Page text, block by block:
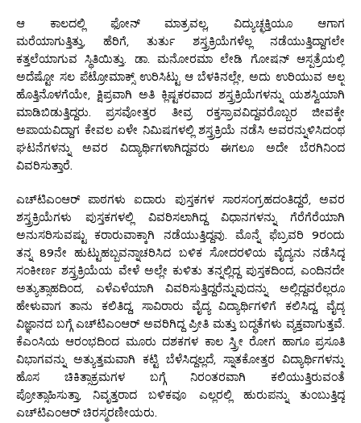
ಆ ಕಾಲದಲ್ಲಿ ಫೋನ್ ಮಾತ್ರವಲ್ಲ, ವಿದ್ಯುಚ್ಛಕ್ತಿಯೂ ಆಗಾಗ
ಮರೆಯಾಗುತ್ತಿತ್ತು, ಹೆರಿಗೆ, ತುರ್ತು ಶಸ್ತ್ರಕ್ರಿಯೆಗಳೆಲ್ಲ ನಡೆಯುತ್ತಿದ್ದಾಗಲೇ
ಕತ್ತಲೆಯಾಗುವ ಸ್ಥಿತಿಯಿತ್ತು. ಡಾ. ಮನೋರಮಾ ಲೇಡಿ ಗೋಷನ್ ಆಸ್ಪತ್ರೆಯಲ್ಲಿ
ಅದೆಷ್ಟೋ ಸಲ ಪೆಟ್ರೋಮಾಕ್ಸ್ ಉರಿಸಿಟ್ಟು ಆ ಬೆಳಕಿನಲ್ಲೇ, ಅದು ಉರಿಯುವ ಅಲ್ಪ
ಹೊತ್ತಿನೊಳಗೆಯೇ, ಕ್ಷಿಪ್ರವಾಗಿ ಅತಿ ಕ್ಲಿಷ್ಟಕರವಾದ ಶಸ್ತ್ರಕ್ರಿಯೆಗಳನ್ನು ಯಶಸ್ವಿಯಾಗಿ
ಮಾಡಿಬಿಡುತ್ತಿದ್ದರು. ಪ್ರಸವೋತ್ತರ ತೀವ್ರ ರಕ್ತಸ್ರಾವವಿದ್ದವರೊಬ್ಬರ ಜೀವಕ್ಕೇ
ಅಪಾಯವಿದ್ದಾಗ ಕೇವಲ ಏಳೇ ನಿಮಿಷಗಳಲ್ಲಿ ಶಸ್ತ್ರಕ್ರಿಯೆ ನಡೆಸಿ ಅವರನ್ನುಳಿಸಿದಂಥ
ಘಟನೆಗಳನ್ನು ಅವರ ವಿದ್ಯಾರ್ಥಿಗಳಾಗಿದ್ದವರು ಈಗಲೂ ಅದೇ ಬೆರಗಿನಿಂದ
ವಿವರಿಸುತ್ತಾರೆ.
ಎಚ್‌ಟಿ‌ಎಂ‌ಆರ್ ಪಾಠಗಳು ಐದಾರು ಪುಸ್ತಕಗಳ ಸಾರಸಂಗ್ರಹದಂತಿದ್ದರೆ, ಅವರ
ಶಸ್ತ್ರಕ್ರಿಯೆಗಳು ಪುಸ್ತಕಗಳಲ್ಲಿ ವಿವರಿಸಲಾಗಿದ್ದ ವಿಧಾನಗಳನ್ನು ಗೆರೆಗೆರೆಯಾಗಿ
ಅನುಸರಿಸುವಷ್ಟು ಕರಾರುವಾಕ್ಕಾಗಿ ನಡೆಯುತ್ತಿದ್ದವು. ಮೊನ್ನೆ ಫೆಬ್ರವರಿ 9ರಂದು
ತನ್ನ 89ನೇ ಹುಟ್ಟುಹಬ್ಬವನ್ನಾಚರಿಸಿದ ಬಳಿಕ ಸೋದರಳಿಯ ವೈದ್ಯನು ನಡೆಸಿದ್ದ
ಸಂಕೀರ್ಣ ಶಸ್ತ್ರಕ್ರಿಯೆಯ ವೇಳೆ ಅಲ್ಲೇ ಕುಳಿತು ತನ್ನಲ್ಲಿದ್ದ ಪುಸ್ತಕದಿಂದ, ಎಂದಿನದೇ
ಅತ್ಯುತ್ಸಾಹದಿಂದ, ಎಳೆಎಳೆಯಾಗಿ ವಿವರಿಸುತ್ತಿದ್ದರೆನ್ನುವುದನ್ನು ಅಲ್ಲಿದ್ದವರೆಲ್ಲರೂ
ಹೇಳುವಾಗ ತಾನು ಕಲಿತಿದ್ದ, ಸಾವಿರಾರು ವೈದ್ಯ ವಿದ್ಯಾರ್ಥಿಗಳಿಗೆ ಕಲಿಸಿದ್ದ, ವೈದ್ಯ
ವಿಜ್ಞಾನದ ಬಗ್ಗೆ ಎಚ್‌ಟಿಎಂ‌ಆರ್ ಅವರಿಗಿದ್ದ ಪ್ರೀತಿ ಮತ್ತು ಬದ್ಧತೆಗಳು ವ್ಯಕ್ತವಾಗುತ್ತವೆ.
ಕೆಎಂಸಿಯ ಆರಂಭದಿಂದ ಮೂರು ದಶಕಗಳ ಕಾಲ ಸ್ತ್ರೀ ರೋಗ ಹಾಗೂ ಪ್ರಸೂತಿ
ವಿಭಾಗವನ್ನು ಅತ್ಯುತ್ತಮವಾಗಿ ಕಟ್ಟಿ ಬೆಳೆಸಿದ್ದಲ್ಲದೆ, ಸ್ನಾತಕೋತ್ತರ ವಿದ್ಯಾರ್ಥಿಗಳನ್ನು
ಹೊಸ ಚಿಕಿತ್ಸಾಕ್ರಮಗಳ ಬಗ್ಗೆ ನಿರಂತರವಾಗಿ ಕಲಿಯುತ್ತಿರುವಂತೆ
ಪ್ರೋತ್ಸಾಹಿಸುತ್ತಾ, ನಿವೃತ್ತರಾದ ಬಳಿಕವೂ ಎಲ್ಲರಲ್ಲಿ ಹುರುಪನ್ನು ತುಂಬುತ್ತಿದ್ದ
ಎಚ್‌ಟಿ‌ಎಂ‌ಆರ್ ಚಿರಸ್ಮರಣೀಯರು.